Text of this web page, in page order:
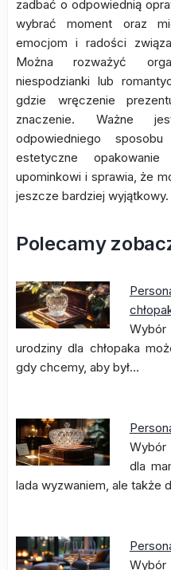
zadbać o odpowiednią
wybrać moment oraz
emocjom i radości
Można rozważyć
niespodzianki lub
gdzie wręczenie
znaczenie. Ważne
odpowiedniego
estetyczne
upominkowi i sprawia, że
jeszcze bardziej wyjątkowy.
Polecamy
urodziny dla chłopaka
gdy chcemy, aby był…
Wybór
dla
lada wyzwaniem, ale także